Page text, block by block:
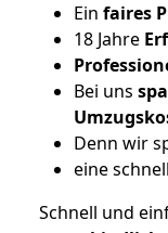
Ein faires
18 Jahre
Bei uns
Denn wir
eine
Schnell und